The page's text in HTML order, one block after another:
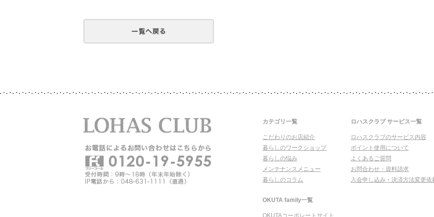
カテゴリ一覧
こだわりのお店紹介
暮らしのワークショップ
暮らしの悩み
メンテナンスメニュー
暮らしのコラム
ロハスクラブ サービス一覧
ロハスクラブのサービス内容
ポイント使用について
よくあるご質問
お問合わせ・資料請求
入会申し込み・決済方法変更依
OKUTA family一覧
OKUTAコーポレートサイト